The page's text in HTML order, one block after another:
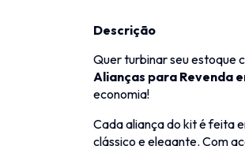
Descrição
Quer turbinar seu estoque
Alianças para Revenda
economia!
Cada aliança do kit é feita
clássico e elegante. Com